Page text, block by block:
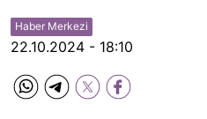
Haber Merkezi
22.10.2024 - 18:10